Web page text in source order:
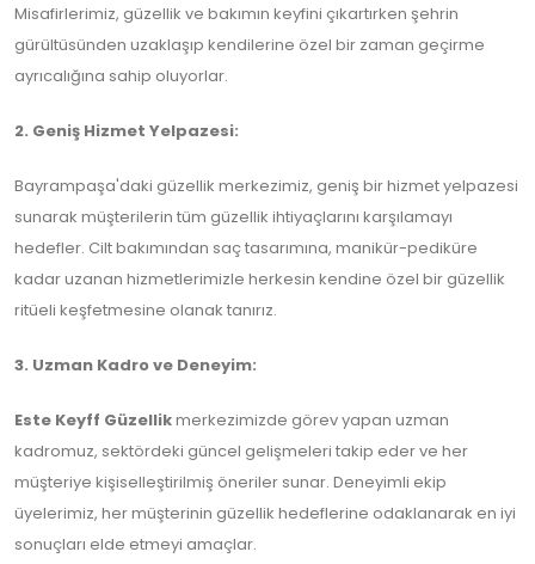
Misafirlerimiz, güzellik ve bakımın keyfini çıkartırken şehrin
gürültüsünden uzaklaşıp kendilerine özel bir zaman geçirme
ayrıcalığına sahip oluyorlar.
2. Geniş Hizmet Yelpazesi:
Bayrampaşa'daki güzellik merkezimiz, geniş bir hizmet yelpazesi
sunarak müşterilerin tüm güzellik ihtiyaçlarını karşılamayı
hedefler. Cilt bakımından saç tasarımına, manikür-pediküre
kadar uzanan hizmetlerimizle herkesin kendine özel bir güzellik
ritüeli keşfetmesine olanak tanırız.
3. Uzman Kadro ve Deneyim:
Este Keyff Güzellikmerkezimizde görev yapan uzman
kadromuz, sektördeki güncel gelişmeleri takip eder ve her
müşteriye kişiselleştirilmiş öneriler sunar. Deneyimli ekip
üyelerimiz, her müşterinin güzellik hedeflerine odaklanarak en iyi
sonuçları elde etmeyi amaçlar.